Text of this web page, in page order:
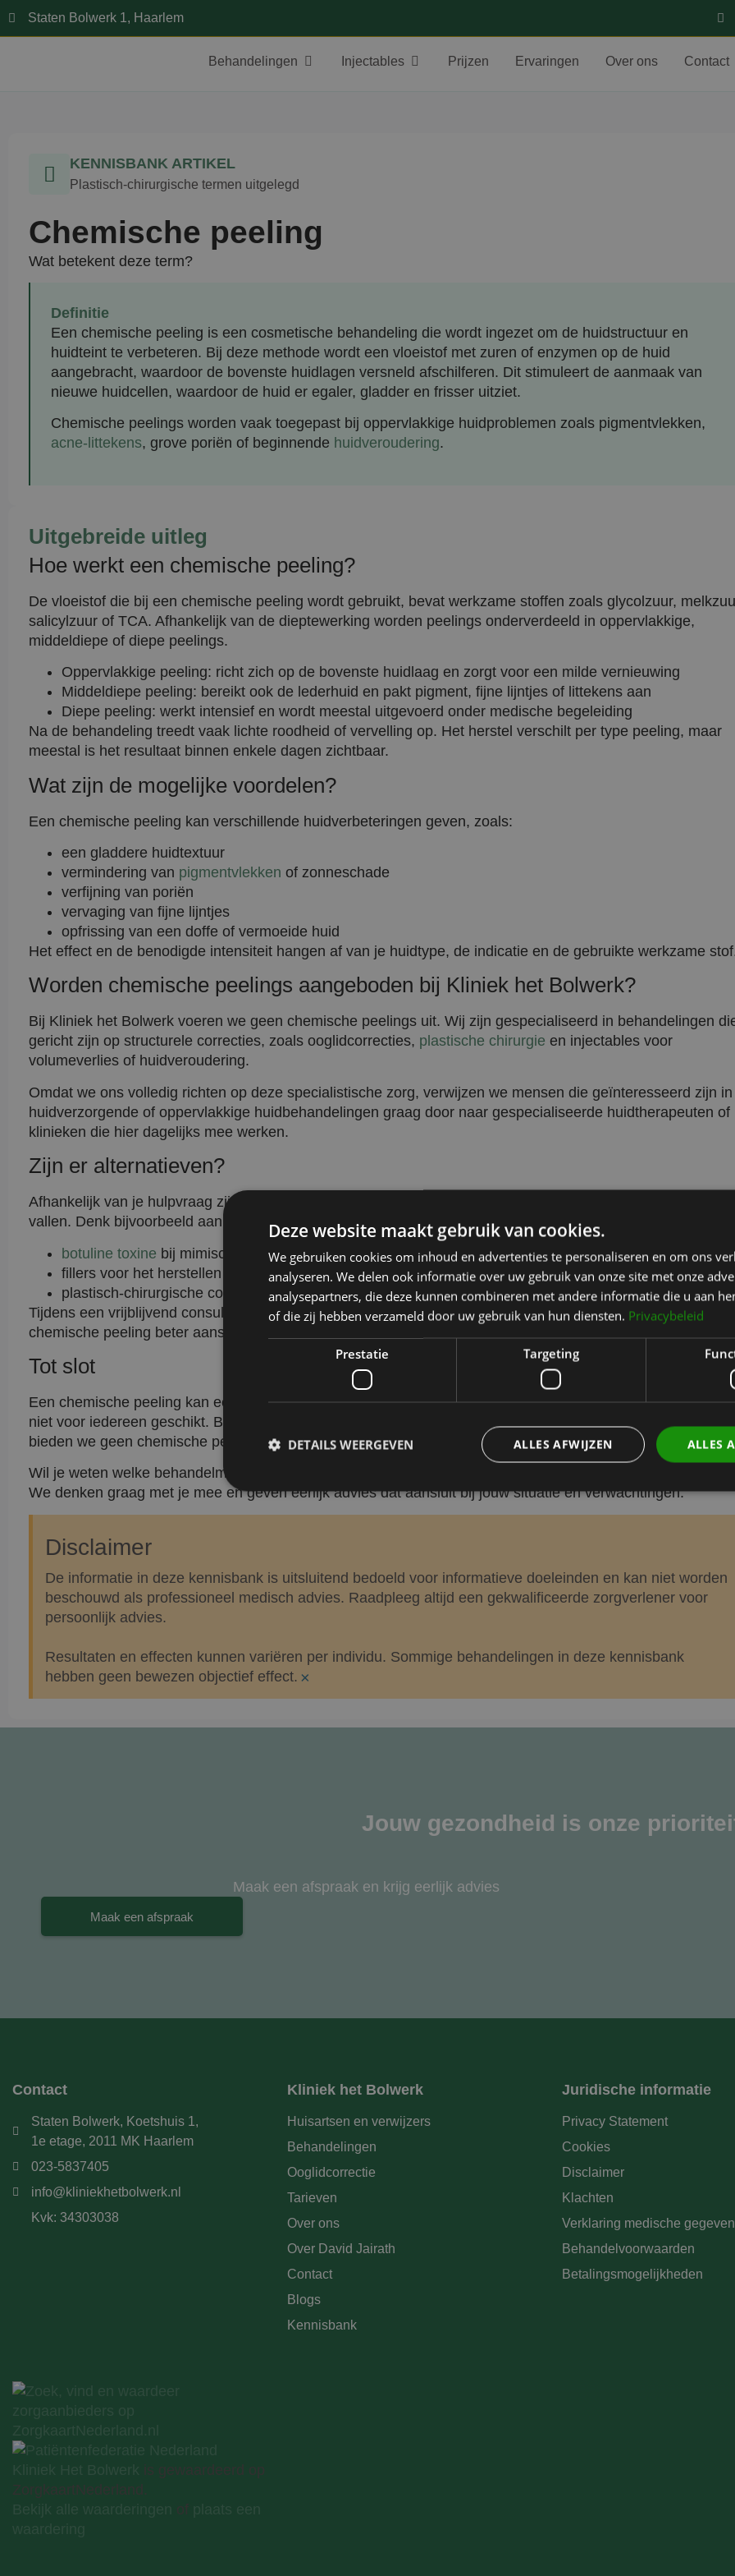
Staten Bolwerk 1, Haarlem
Behandelingen Injectables Prijzen Ervaringen Over ons Contact
KENNISBANK ARTIKEL
Plastisch-chirurgische termen uitgelegd
Chemische peeling
Wat betekent deze term?
Definitie
Een chemische peeling is een cosmetische behandeling die wordt ingezet om de huidstructuur en
huidteint te verbeteren. Bij deze methode wordt een vloeistof met zuren of enzymen op de huid
aangebracht, waardoor de bovenste huidlagen versneld afschilferen. Dit stimuleert de aanmaak van
nieuwe huidcellen, waardoor de huid er egaler, gladder en frisser uitziet.
Chemische peelings worden vaak toegepast bij oppervlakkige huidproblemen zoals pigmentvlekken,
acne-littekens, grove poriën of beginnende huidveroudering.
Uitgebreide uitleg
Hoe werkt een chemische peeling?
De vloeistof die bij een chemische peeling wordt gebruikt, bevat werkzame stoffen zoals glycolzuur,
salicylzuur of TCA. Afhankelijk van de dieptewerking worden peelings onderverdeeld in oppervlakkige,
middeldiepe of diepe peelings.
Oppervlakkige peeling: richt zich op de bovenste huidlaag en zorgt voor een milde vernieuwing
Middeldiepe peeling: bereikt ook de lederhuid en pakt pigment, fijne lijntjes of littekens aan
Diepe peeling: werkt intensief en wordt meestal uitgevoerd onder medische begeleiding
Na de behandeling treedt vaak lichte roodheid of vervelling op. Het herstel verschilt per type peeling, maar
meestal is het resultaat binnen enkele dagen zichtbaar.
Wat zijn de mogelijke voordelen?
Een chemische peeling kan verschillende huidverbeteringen geven, zoals:
een gladdere huidtextuur
vermindering van pigmentvlekken of zonneschade
verfijning van poriën
vervaging van fijne lijntjes
opfrissing van een doffe of vermoeide huid
Het effect en de benodigde intensiteit hangen af van je huidtype, de indicatie en de gebruikte werkzame
Worden chemische peelings aangeboden bij Kliniek het Bolwerk?
Bij Kliniek het Bolwerk voeren we geen chemische peelings uit. Wij zijn gespecialiseerd in behandelingen
gericht zijn op structurele correcties, zoals ooglidcorrecties, plastische chirurgie en injectables voor
volumeverlies of huidveroudering.
Omdat we ons volledig richten op deze specialistische zorg, verwijzen we mensen die geïnteresseerd zijn in
huidverzorgende of oppervlakkige huidbehandelingen graag door naar gespecialiseerde huidtherapeuten of
klinieken die hier dagelijks mee werken.
Zijn er alternatieven?
Afhankelijk van je hulpvraag zijn er alternatieven die wél binnen het behandelaanbod van Kliniek het
vallen. Denk bijvoorbeeld aan:
botuline toxine bij mimische rimpels of verslapping
fillers voor het herstellen van gezichtsvolume of contour
plastisch-chirurgische correcties zoals een ooglidcorrectie bij hangende oogleden
Tijdens een vrijblijvend consult bespreken we graag wat bij jouw huid en wensen past. Als blijkt dat een
chemische peeling beter aansluit dan een van onze behandelingen, dan zullen we dat eerlijk aangeven.
Tot slot
Een chemische peeling kan een effectieve oplossing zijn bij milde huidproblemen of een doffe huid, maar is
niet voor iedereen geschikt. Bij Kliniek het Bolwerk richten we ons op behandelingen met dieper effect, en
bieden we geen chemische peelings aan.
Wil je weten welke behandelmethode bij jouw huid past? Neem gerust contact op voor een
We denken graag met je mee en geven eerlijk advies dat aansluit bij jouw situatie en verwachtingen.
Disclaimer
De informatie in deze kennisbank is uitsluitend bedoeld voor informatieve doeleinden en kan niet worden
beschouwd als professioneel medisch advies. Raadpleeg altijd een gekwalificeerde zorgverlener voor
persoonlijk advies.
Resultaten en effecten kunnen variëren per individu. Sommige behandelingen in deze kennisbank
hebben geen bewezen objectief effect. ×
Jouw gezondheid is onze
Maak een afspraak en krijg eerlijk advies
Maak een afspraak
Contact
Staten Bolwerk, Koetshuis 1,
1e etage, 2011 MK Haarlem
023-5837405
info@kliniekhetbolwerk.nl
Kvk: 34303038
Kliniek het Bolwerk
Huisartsen en verwijzers
Behandelingen
Ooglidcorrectie
Tarieven
Over ons
Over David Jairath
Contact
Blogs
Kennisbank
Juridische informatie
Privacy Statement
Cookies
Disclaimer
Klachten
Verklaring medische
Behandelvoorwaarden
Betalingsmogelijkheden
is gewaardeerd op
ZorgkaartNederland.
of
Deze website maakt gebruik van cookies.
We gebruiken cookies om inhoud en advertenties te personaliseren en om ons
analyseren. We delen ook informatie over uw gebruik van onze site met onze
analysepartners, die deze kunnen combineren met andere informatie die u aan
of die zij hebben verzameld door uw gebruik van hun diensten. Privacybeleid
Prestatie Targeting
ALLES
ALLES AFWIJZEN
DETAILS WEERGEVEN
wp-
wpml_current_language
OnTheGoSystems
Sessie
Slaat de huidige taal op. Standaard
zijn ingelogd.